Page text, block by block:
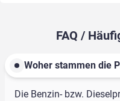
FAQ /
Woher stammen die
Die Benzin- bzw.